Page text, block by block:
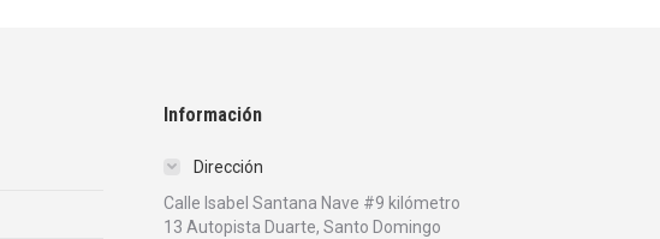
Información
Dirección
Calle Isabel Santana Nave #9 kilómetro
13 Autopista Duarte, Santo Domingo